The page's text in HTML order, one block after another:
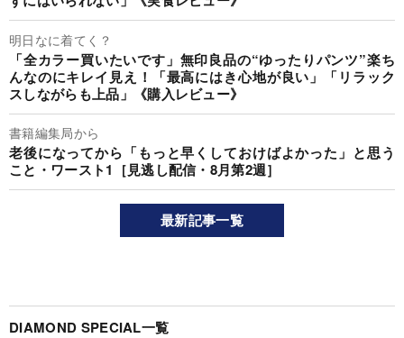
明日なに着てく？
「全カラー買いたいです」無印良品の“ゆったりパンツ”楽ち
んなのにキレイ見え！「最高にはき心地が良い」「リラック
スしながらも上品」《購入レビュー》
書籍編集局から
老後になってから「もっと早くしておけばよかった」と思う
こと・ワースト1［見逃し配信・8月第2週］
最新記事一覧
DIAMOND SPECIAL一覧